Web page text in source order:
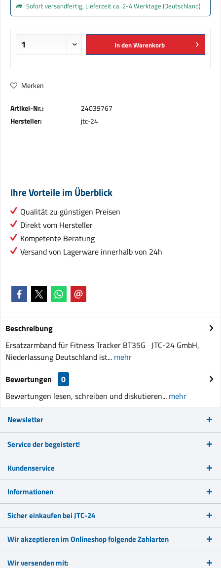
Sofort versandfertig, Lieferzeit ca. 2-4 Werktage (Deutschland)
In denWarenkorb
Merken
Artikel-Nr.:
24039767
Hersteller:
jtc-24
Ihre Vorteile im Überblick
Qualität zu günstigen Preisen
Direkt vom Hersteller
Kompetente Beratung
Versand von Lagerware innerhalb von 24h
Beschreibung
Ersatzarmband für Fitness Tracker BT35G JTC-24 GmbH,
Niederlassung Deutschland ist... mehr
Bewertungen
0
Bewertungen lesen, schreiben und diskutieren... mehr
Newsletter
Service der begeistert!
Kundenservice
Informationen
Sicher einkaufen bei JTC-24
Wir akzeptieren im Onlineshop folgende Zahlarten
Wir versenden mit: